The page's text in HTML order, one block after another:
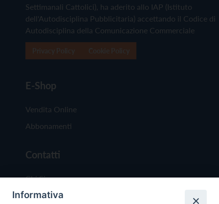
Settimanali Cattolici), ha aderito allo IAP (Istituto
dell'Autodisciplina Pubblicitaria) accettando il Codice di
Autodisciplina della Comunicazione Commerciale
E-Shop
Vendita Online
Abbonamenti
Contatti
Chi Siamo
Redazione
Informativa